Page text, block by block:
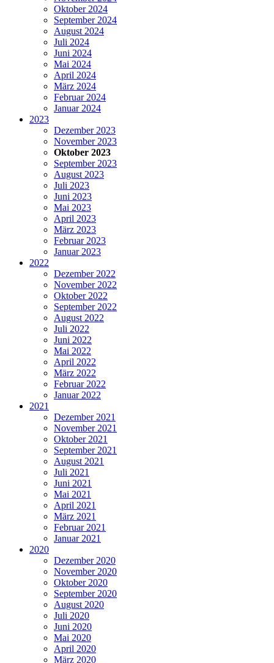
Oktober 2024
September 2024
August 2024
Juli 2024
Juni 2024
Mai 2024
April 2024
März 2024
Februar 2024
Januar 2024
2023
Dezember 2023
November 2023
Oktober 2023
September 2023
August 2023
Juli 2023
Juni 2023
Mai 2023
April 2023
März 2023
Februar 2023
Januar 2023
2022
Dezember 2022
November 2022
Oktober 2022
September 2022
August 2022
Juli 2022
Juni 2022
Mai 2022
April 2022
März 2022
Februar 2022
Januar 2022
2021
Dezember 2021
November 2021
Oktober 2021
September 2021
August 2021
Juli 2021
Juni 2021
Mai 2021
April 2021
März 2021
Februar 2021
Januar 2021
2020
Dezember 2020
November 2020
Oktober 2020
September 2020
August 2020
Juli 2020
Juni 2020
Mai 2020
April 2020
März 2020